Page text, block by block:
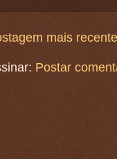
mais recente
Postar